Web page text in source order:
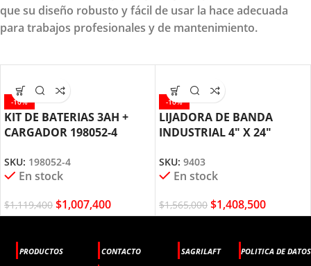
que su diseño robusto y fácil de usar la hace adecuada
para trabajos profesionales y de mantenimiento.
-10%
KIT DE BATERIAS 3AH +
CARGADOR 198052-4
SKU: 198052-4
En stock
$1,119,400 $1,007,400
-10%
LIJADORA DE BANDA
INDUSTRIAL 4″ X 24″
SKU: 9403
En stock
$1,565,000 $1,408,500
PRODUCTOS CONTACTO SAGRILAFT POLITICA DE DATOS